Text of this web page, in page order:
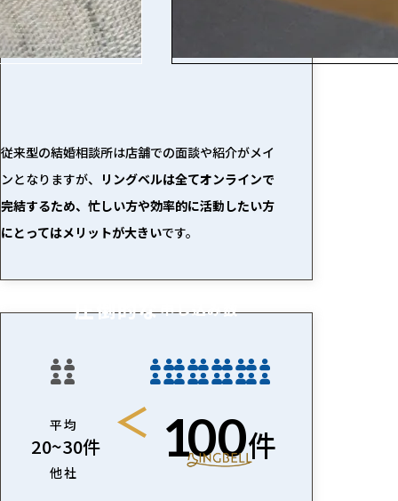
従来型の結婚相談所は店舗での面談や紹介がメイ
ンとなりますが、 リングベルは全てオンラインで
完結するため、忙しい方や効率的に活動したい方
にとってはメリットが大きいです。
圧倒的な申し込み数
平均
20~30件
他社
100件